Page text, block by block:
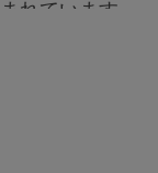
れています。
り、唯一無二
的に取り組む
の力となり得
院で2023年10